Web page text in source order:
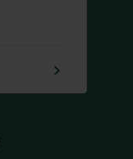
keyboard_arrow_right